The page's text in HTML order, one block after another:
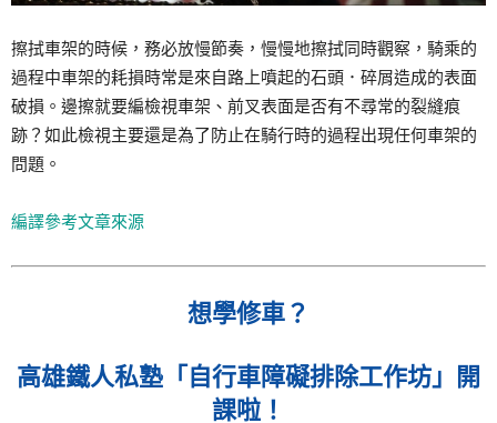
擦拭車架的時候，務必放慢節奏，慢慢地擦拭同時觀察，騎乘的
過程中車架的耗損時常是來自路上噴起的石頭．碎屑造成的表面
破損。邊擦就要編檢視車架、前叉表面是否有不尋常的裂縫痕
跡？如此檢視主要還是為了防止在騎行時的過程出現任何車架的
問題。
編譯參考文章來源
想學修車？
高雄鐵人私塾「自行車障礙排除工作坊」開
課啦！